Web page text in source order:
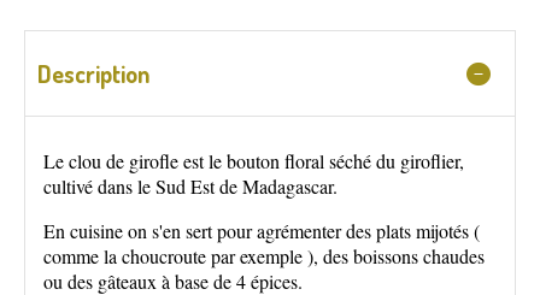
Description
Le clou de girofle est le bouton floral séché du giroflier,
cultivé dans le Sud Est de Madagascar.
En cuisine on s'en sert pour agrémenter des plats mijotés (
comme la choucroute par exemple ), des boissons chaudes
ou des gâteaux à base de 4 épices.